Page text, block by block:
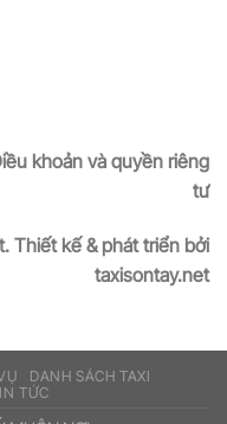
khoản và quyền riêng
tư
Thiết kế & phát triển bởi
taxisontay.net
DANH SÁCH TAXI
TỨC